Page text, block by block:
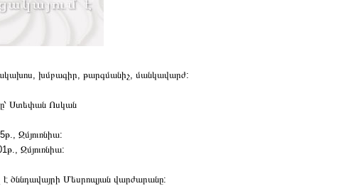
խմբագիր, թարգմանիչ, մանկավարժ:
Ստեփան Ոսկան
Զմյուռնիա:
Զմյուռնիա:
ծննդավայրի Մեսրոպյան վարժարանը: